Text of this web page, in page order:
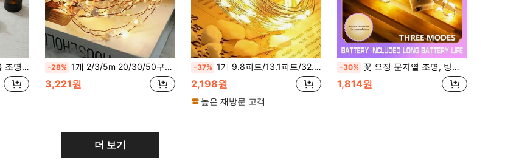
혼식, 파티, 식탁, 다양한 휴일 분위기 조명에 적합 -28% 1개 2/3/5m 20/30/50구리선 LED 스트링 라이트, 생일 파티, 가정 장식, 사진 벽, 결혼식 장식, 어머니의 날 및 어린이 날 분위기 조성에 적합한 요정 조명
3,221원
-37% 1개 9.8피트/13.1피트/32.8피트 배터리 구동 구리 와이어 스트링 조명, 다채로운 조명 옵션, 가정, 정원, 캠핑, 파티, 결혼식, 졸업 무도회, 생일, 마당 장식, 실내 방 침실 벽 장식, 실외 장식에 적합
2,198원
높은 재방문 고객
-30% 꽃 요정 문자열 조명, 방수 구리선 조명, 침실, 결혼식, 파티, 룸, 정원 장식, 케이크, 꽃다발 장식에 적합
1,814원
더 보기